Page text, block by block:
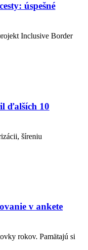
úspešné
Inclusive Border
ďalších 10
šíreniu
v ankete
rokov. Pamätajú si